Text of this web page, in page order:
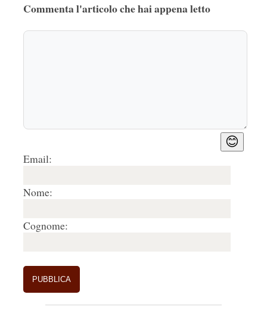
Commenta l'articolo che hai appena letto
😊
Email:
Nome:
Cognome: